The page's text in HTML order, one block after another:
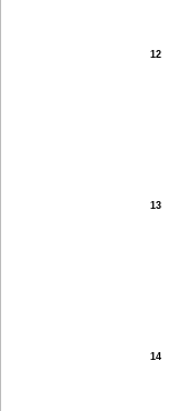
12
13
14